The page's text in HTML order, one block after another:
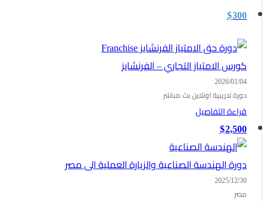
$300
كورس الامتياز التجاري – الفرنشايز
2026/01/04
دورة تدريبية اونلاين بث مباشر
قراءة التفاصيل
$2,500
دورة الهندسة الصناعية والزيارة العملية الى مصر
2025/12/30
مصر